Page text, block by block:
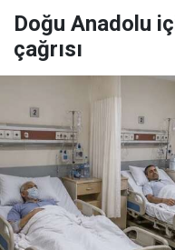
Doğu Anadolu
çağrısı